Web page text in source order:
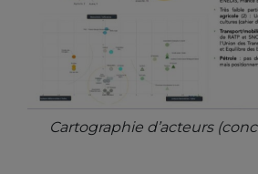
Cartographie d’acteurs